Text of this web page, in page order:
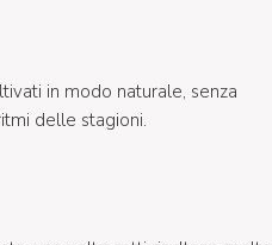
in modo naturale, senza
delle stagioni.